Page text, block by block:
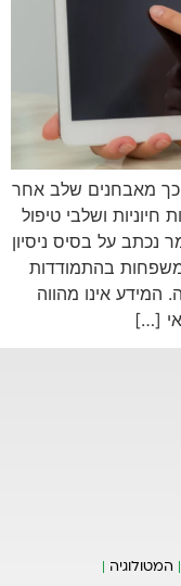
– כך מאבחנים שלב אחר
ושלבי טיפול
נכתב על בסיס ניסיון
בהתמודדות
המידע אינו מהווה
[…]
המטולוגיה